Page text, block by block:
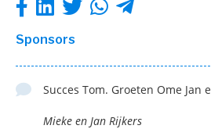
Sponsors
Succes Tom. Groeten Ome Jan
Mieke en Jan Rijkers